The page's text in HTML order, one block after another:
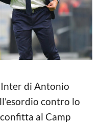
di Antonio
contro lo
al Camp